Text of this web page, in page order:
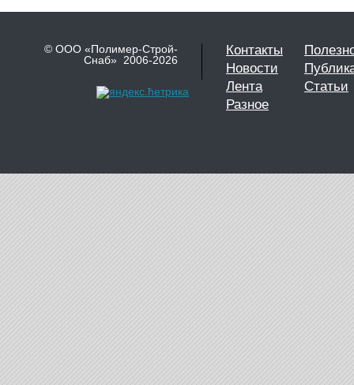
© ООО «Полимер-Строй-
Снаб» 2006-2026
Контакты
Новости
Лента
Статьи
Разное